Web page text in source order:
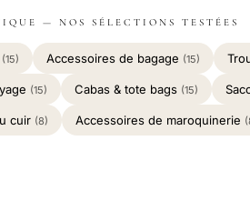
— NOS SÉLECTIONS TESTÉES
(15) Accessoires de bagage (15)
(15) Cabas & tote bags (15)
cuir (8) Accessoires de maroquinerie